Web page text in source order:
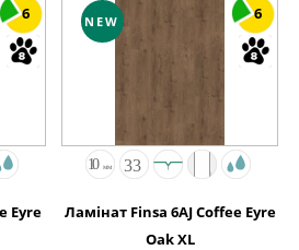
6 NEW 6
Ламінат Finsa 6AJ Coffee Eyre
Oak XL